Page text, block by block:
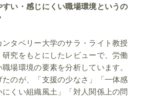
い・感じにくい職場環境というの
タベリー大学のサラ・ライト教授
究をもとにしたレビューで、労働
場環境の要素を分析しています。
のが、「支援の少なさ」「一体感
くい組織風土」「対人関係上の問